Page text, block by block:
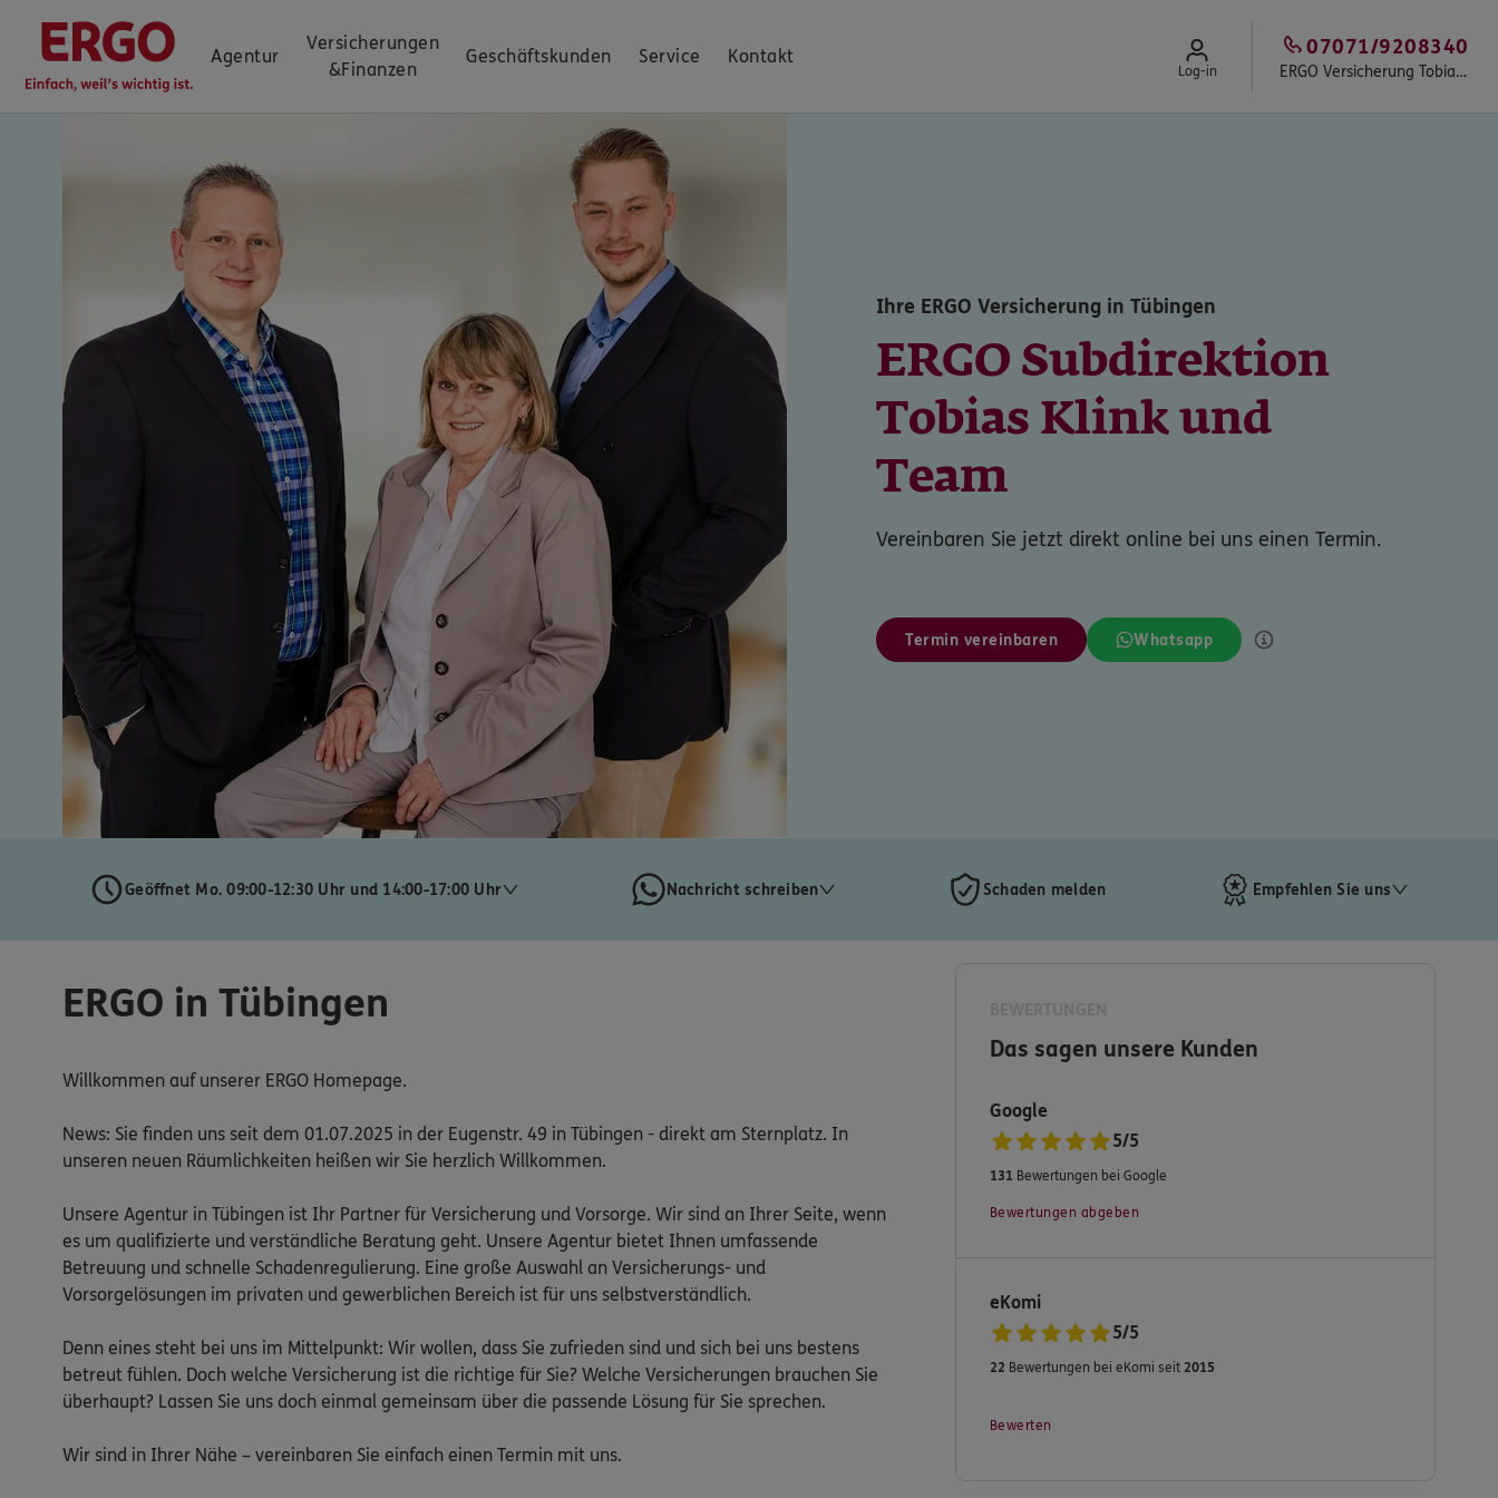
Agentur
Versicherungen
&Finanzen
Geschäftskunden Service Kontakt
Log-in ERGO Versicherung Tobias Klink
07071/9208340
Ihre ERGO Versicherung in Tübingen
ERGO Subdirektion
Tobias Klink und
Team
Vereinbaren Sie jetzt direkt online bei uns einen Termin.
Termin vereinbaren Whatsapp
Geöffnet Mo. 09:00-12:30 Uhr und 14:00-17:00 Uhr Nachricht schreiben Schaden melden Empfehlen Sie uns
ERGO in Tübingen
Willkommen auf unserer ERGO Homepage.
News: Sie finden uns seit dem 01.07.2025 in der Eugenstr. 49 in Tübingen - direkt am Sternplatz. In
unseren neuen Räumlichkeiten heißen wir Sie herzlich Willkommen.
Unsere Agentur in Tübingen ist Ihr Partner für Versicherung und Vorsorge. Wir sind an Ihrer Seite, wenn
es um qualifizierte und verständliche Beratung geht. Unsere Agentur bietet Ihnen umfassende
Betreuung und schnelle Schadenregulierung. Eine große Auswahl an Versicherungs- und
Vorsorgelösungen im privaten und gewerblichen Bereich ist für uns selbstverständlich.
Denn eines steht bei uns im Mittelpunkt: Wir wollen, dass Sie zufrieden sind und sich bei uns bestens
betreut fühlen. Doch welche Versicherung ist die richtige für Sie? Welche Versicherungen brauchen Sie
überhaupt? Lassen Sie uns doch einmal gemeinsam über die passende Lösung für Sie sprechen.
Wir sind in Ihrer Nähe – vereinbaren Sie einfach einen Termin mit uns.
Das sagen unsere Kunden
Google
5/5
131 Bewertungen bei Google
Bewertungen abgeben
eKomi
5/5
22 Bewertungen bei eKomi seit 2015
Bewerten